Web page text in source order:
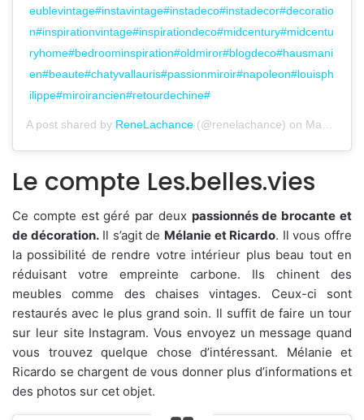
eublevintage#instavintage#instadeco#instadecor#decoratio
n#inspirationvintage#inspirationdeco#midcentury#midcentu
ryhome#bedroominspiration#oldmiror#blogdeco#hausmani
en#beaute#chatyvallauris#passionmiroir#napoleon#louisph
ilippe#miroirancien#retourdechine#
A post shared by ReneLachance (@renelachance) on May 2, 2020 at 10:43am PDT
Le compte Les.belles.vies
Ce compte est géré par deux passionnés de brocante et
de décoration.Il s’agit de Mélanie et Ricardo. Il vous offre
la possibilité de rendre votre intérieur plus beau tout en
réduisant votre empreinte carbone. Ils chinent des
meubles comme des chaises vintages. Ceux-ci sont
restaurés avec le plus grand soin. Il suffit de faire un tour
sur leur site Instagram. Vous envoyez un message quand
vous trouvez quelque chose d’intéressant. Mélanie et
Ricardo se chargent de vous donner plus d’informations et
des photos sur cet objet.